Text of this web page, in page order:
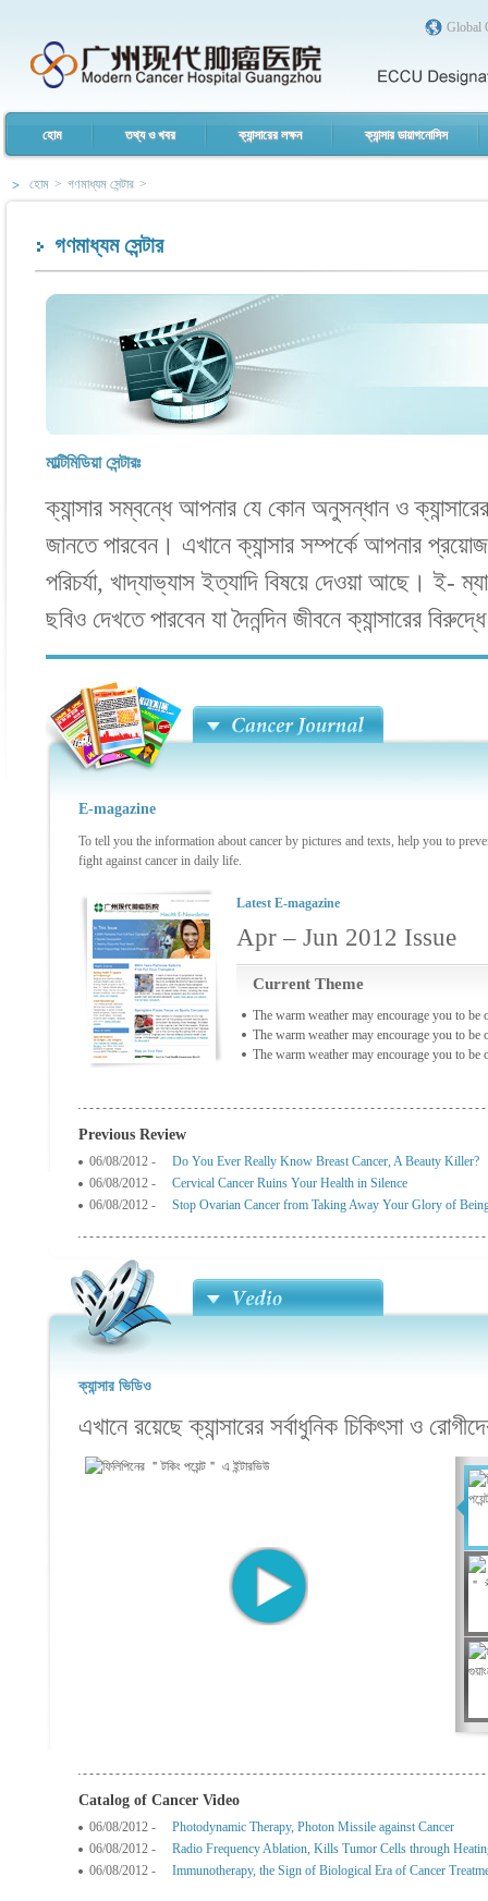
Global
হোম তথ্য ও খবর ক্যান্সারের লক্ষন ক্যান্সার ডায়াগনোসিস
হোম > গণমাধ্যম সেন্টার >
গণমাধ্যম সেন্টার
মাল্টিমিডিয়া সেন্টারঃ
ক্যান্সার সম্বন্ধে আপনার যে কোন অনুসন্ধান ও
জানতে পারবেন। এখানে ক্যান্সার সম্পর্কে আপনার
পরিচর্যা, খাদ্যাভ্যাস ইত্যাদি বিষয়ে দেওয়া আছে। ই-
ছবিও দেখতে পারবেন যা দৈনন্দিন জীবনে ক্যান্সারের
E-magazine
To tell you the information about cancer by pictures and texts, help you to
fight against cancer in daily life.
Latest E-magazine
Apr – Jun 2012 Issue
Current Theme
The warm weather may encourage you to be
The warm weather may encourage you to be
The warm weather may encourage you to be
Previous Review
06/08/2012 -
Do You Ever Really Know Breast Cancer, A Beauty Killer?
06/08/2012 -
Cervical Cancer Ruins Your Health in Silence
06/08/2012 -
Stop Ovarian Cancer from Taking Away Your Glory of
ক্যান্সার ভিডিও
এখানে রয়েছে ক্যান্সারের সর্বাধুনিক চিকিৎসা ও
Catalog of Cancer Video
06/08/2012 -
Photodynamic Therapy, Photon Missile against Cancer
06/08/2012 -
Radio Frequency Ablation, Kills Tumor Cells through
06/08/2012 -
Immunotherapy, the Sign of Biological Era of Cancer